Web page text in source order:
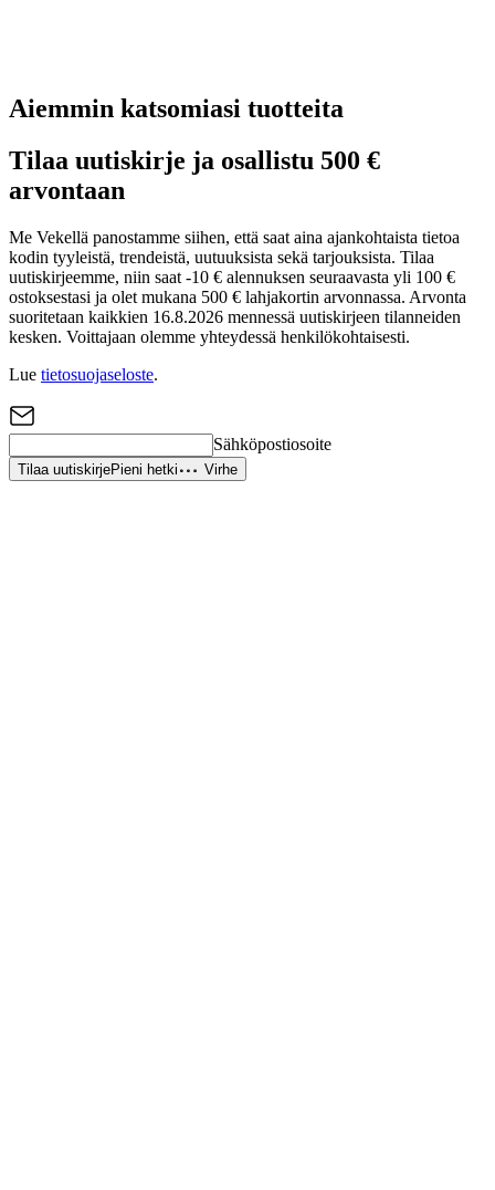
Aiemmin katsomiasi tuotteita
Tilaa uutiskirje ja osallistu 500 €
arvontaan
Me Vekellä panostamme siihen, että saat aina ajankohtaista tietoa
kodin tyyleistä, trendeistä, uutuuksista sekä tarjouksista. Tilaa
uutiskirjeemme, niin saat -10 € alennuksen seuraavasta yli 100 €
ostoksestasi ja olet mukana 500 € lahjakortin arvonnassa. Arvonta
suoritetaan kaikkien 16.8.2026 mennessä uutiskirjeen tilanneiden
kesken. Voittajaan olemme yhteydessä henkilökohtaisesti.
Lue tietosuojaseloste.
Sähköpostiosoite
Tilaa uutiskirjePieni hetki Virhe